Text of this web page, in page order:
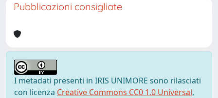
Pubblicazioni consigliate
I metadati presenti in IRIS UNIMORE sono rilasciati
con licenza Creative Commons CC0 1.0 Universal,